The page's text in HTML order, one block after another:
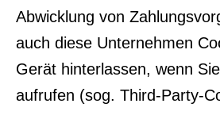
Abwicklung von
auch diese Unternehmen
Gerät hinterlassen, wenn
aufrufen (sog. Third-Party-